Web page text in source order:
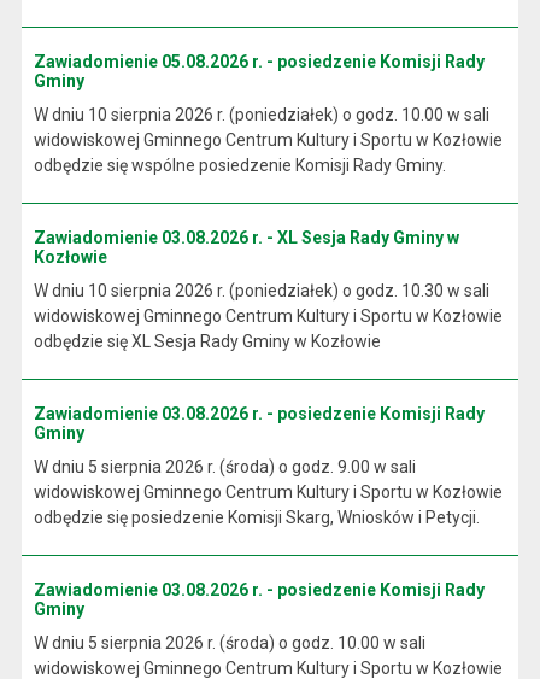
Zawiadomienie 05.08.2026 r. - posiedzenie Komisji Rady
Gminy
W dniu 10 sierpnia 2026 r. (poniedziałek) o godz. 10.00 w sali
widowiskowej Gminnego Centrum Kultury i Sportu w Kozłowie
odbędzie się wspólne posiedzenie Komisji Rady Gminy.
Zawiadomienie 03.08.2026 r. - XL Sesja Rady Gminy w
Kozłowie
W dniu 10 sierpnia 2026 r. (poniedziałek) o godz. 10.30 w sali
widowiskowej Gminnego Centrum Kultury i Sportu w Kozłowie
odbędzie się XL Sesja Rady Gminy w Kozłowie
Zawiadomienie 03.08.2026 r. - posiedzenie Komisji Rady
Gminy
W dniu 5 sierpnia 2026 r. (środa) o godz. 9.00 w sali
widowiskowej Gminnego Centrum Kultury i Sportu w Kozłowie
odbędzie się posiedzenie Komisji Skarg, Wniosków i Petycji.
Zawiadomienie 03.08.2026 r. - posiedzenie Komisji Rady
Gminy
W dniu 5 sierpnia 2026 r. (środa) o godz. 10.00 w sali
widowiskowej Gminnego Centrum Kultury i Sportu w Kozłowie